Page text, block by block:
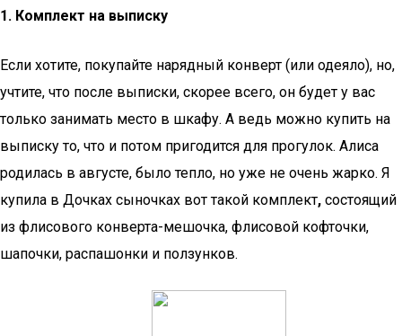
1. Комплект на выписку
Если хотите, покупайте нарядный конверт (или одеяло), но,
учтите, что после выписки, скорее всего, он будет у вас
только занимать место в шкафу. А ведь можно купить на
выписку то, что и потом пригодится для прогулок. Алиса
родилась в августе, было тепло, но уже не очень жарко. Я
купила в Дочках сыночках вот такой комплект, состоящий
из флисового конверта-мешочка, флисовой кофточки,
шапочки, распашонки и ползунков.